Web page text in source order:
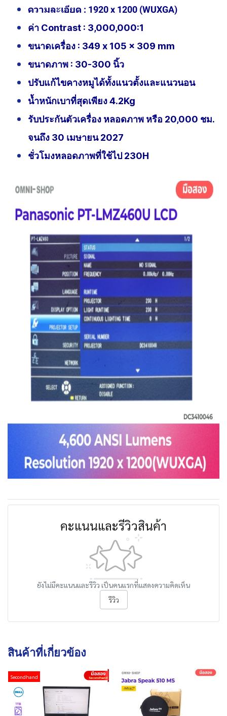
ความละเอียด : 1920 x 1200 (WUXGA)
ค่า Contrast : 3,000,000:1
ขนาดเครื่อง : 349 x 105 x 309 mm
ขนาดภาพ : 30-300 นิ้ว
ปรับแก้ไขคางหมูได้ทั้งแนวตั้งและแนวนอน
น้ำหนักเบาที่สุดเพียง 4.2Kg
รับประกันตัวเครื่อง หลอดภาพ หรือ 20,000 ชม.
จนถึง 30 เมษายน 2027
ชั่วโมงหลอดภาพที่ใช้ไป 230H
คะแนนและรีวิวสินค้า
ยังไม่มีคะแนนและรีวิว เป็นคนแรกที่แสดงความคิดเห็น
รีวิว
สินค้าที่เกี่ยวข้อง
Secondhand